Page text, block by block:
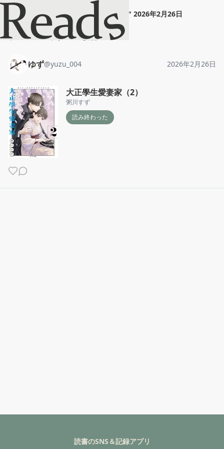
ゆず "大正學生愛妻家（2） " 2026年2月26日
ホーム ゆず 投稿
ゆず@yuzu_004 2026年2月26日
大正學生愛妻家（2）
粥川すず
読み終わった
読書のSNS＆記録アプリ